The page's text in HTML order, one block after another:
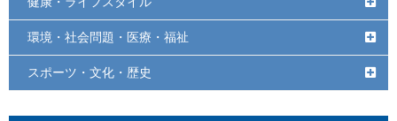
環境・社会問題・医療・福祉
スポーツ・文化・歴史